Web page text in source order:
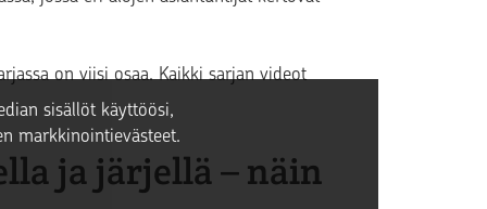
on viisi osaa. Kaikki sarjan videot
ja järjellä – näin
sisällöt käyttöösi,
markkinointievästeet.